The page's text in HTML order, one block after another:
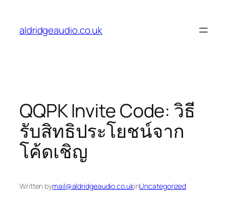
content
aldridgeaudio.co.uk
QQPK Invite Code: วิธี
รับสิทธิประโยชน์จาก
โค้ดเชิญ
Written bymail@aldridgeaudio.co.ukinUncategorized